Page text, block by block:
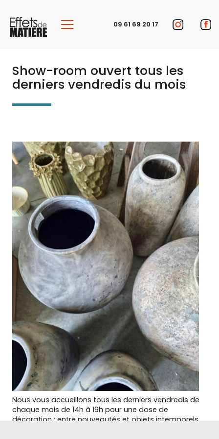
09 61 69 20 17
Show-room ouvert tous les
derniers vendredis du mois
Nous vous accueillons tous les derniers vendredis de
chaque mois de 14h à 19h pour une dose de
décoration : entre nouveautés et objets intemporels,